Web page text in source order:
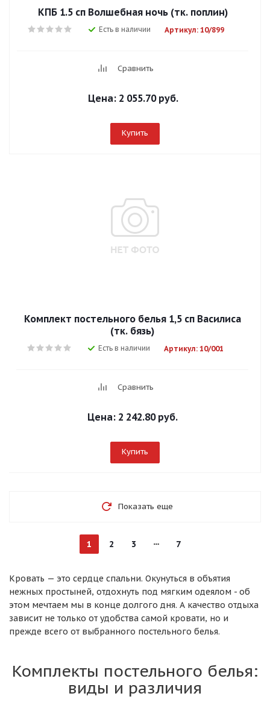
КПБ 1.5 сп Волшебная ночь (тк. поплин)
Есть в наличии Артикул: 10/899
Сравнить
Цена: 2 055.70 руб.
Купить
Комплект постельного белья 1,5 сп Василиса
(тк. бязь)
Есть в наличии Артикул: 10/001
Сравнить
Цена: 2 242.80 руб.
Купить
Показать еще
1 2 3 7
Кровать — это сердце спальни. Окунуться в объятия
нежных простыней, отдохнуть под мягким одеялом - об
этом мечтаем мы в конце долгого дня. А качество отдыха
зависит не только от удобства самой кровати, но и
прежде всего от выбранного постельного белья.
Комплекты постельного белья:
виды и различия